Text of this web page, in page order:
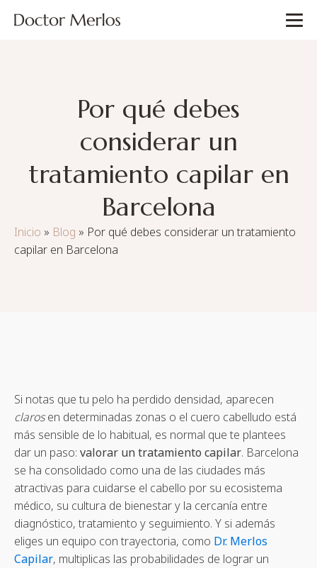
Por qué debes
considerar un
tratamiento capilar en
Barcelona
Inicio » Blog » Por qué debes considerar un tratamiento
capilar en Barcelona
Si notas que tu pelo ha perdido densidad, aparecen
clarosen determinadas zonas o el cuero cabelludo está
más sensible de lo habitual, es normal que te plantees
dar un paso: valorar un tratamiento capilar. Barcelona
se ha consolidado como una de las ciudades más
atractivas para cuidarse el cabello por su ecosistema
médico, su cultura de bienestar y la cercanía entre
diagnóstico, tratamiento y seguimiento. Y si además
eliges un equipo con trayectoria, como Dr. Merlos
Capilar, multiplicas las probabilidades de lograr un